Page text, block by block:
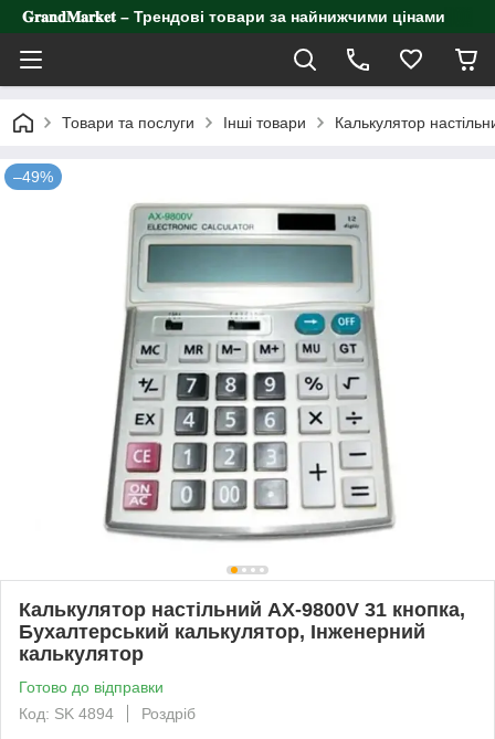
𝐆𝐫𝐚𝐧𝐝𝐌𝐚𝐫𝐤𝐞𝐭 – Трендові товари за найнижчими цінами
Товари та послуги Інші товари Калькулятор
–49%
Калькулятор настільний AX-9800V 31 кнопка,
Бухалтерський калькулятор, Інженерний
калькулятор
Готово до відправки
Код: SK 4894
Роздріб